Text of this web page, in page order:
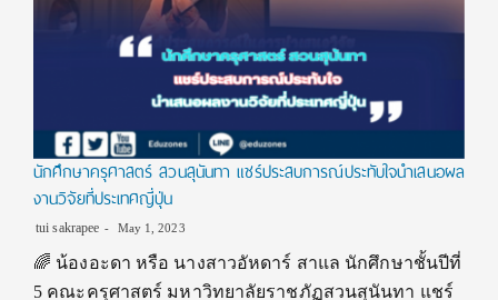
นักศึกษาครุศาสตร์ สวนสุนันทา แชร์ประสบการณ์ประทับใจนำเสนอผล
งานวิจัยที่ประเทศญี่ปุ่น
tui sakrapee May 1, 2023
🌈 น้องอะดา หรือ นางสาวอัหดาร์ สาแล นักศึกษาชั้นปีที่
5 คณะครุศาสตร์ มหาวิทยาลัยราชภัฏสวนสุนันทา แชร์